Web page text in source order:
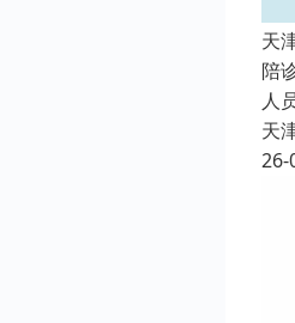
天
陪
人
天
26-